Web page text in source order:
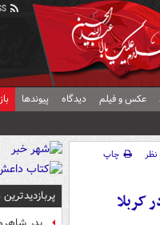
عکس و فیلم دیدگاه پیوندها
چاپ
کربلا